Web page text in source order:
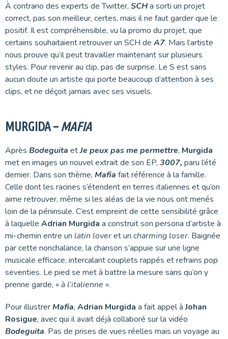
À contrario des experts de Twitter, SCHa sorti un projet
correct, pas son meilleur, certes, mais il ne faut garder que le
positif. Il est compréhensible, vu la promo du projet, que
certains souhaitaient retrouver un SCH de A7. Mais l’artiste
nous prouve qu’il peut travailler maintenant sur plusieurs
styles. Pour revenir au clip, pas de surprise. Le S est sans
aucun doute un artiste qui porte beaucoup d’attention à ses
clips, et ne déçoit jamais avec ses visuels.
MURGIDA – MAFIA
Après Bodeguita etJe peux pas me permettre, Murgida
met en images un nouvel extrait de son EP, 3007, paru l’été
dernier. Dans son thème, Mafia fait référence à la famille.
Celle dont les racines s’étendent en terres italiennes et qu’on
aime retrouver, même si les aléas de la vie nous ont menés
loin de la péninsule. C’est empreint de cette sensibilité grâce
à laquelle Adrian Murgida a construit son persona d’artiste à
mi-chemin entre un latin loveret un charming loser. Baignée
par cette nonchalance, la chanson s’appuie sur une ligne
musicale efficace, intercalant couplets rappés et refrains pop
seventies. Le pied se met à battre la mesure sans qu’on y
prenne garde, « à l’italienne ».
Pour illustrerMafia, Adrian Murgida a fait appel àJohan
Rosigue, avec qui il avait déjà collaboré sur la vidéo
Bodeguita. Pas de prises de vues réelles mais un voyage au